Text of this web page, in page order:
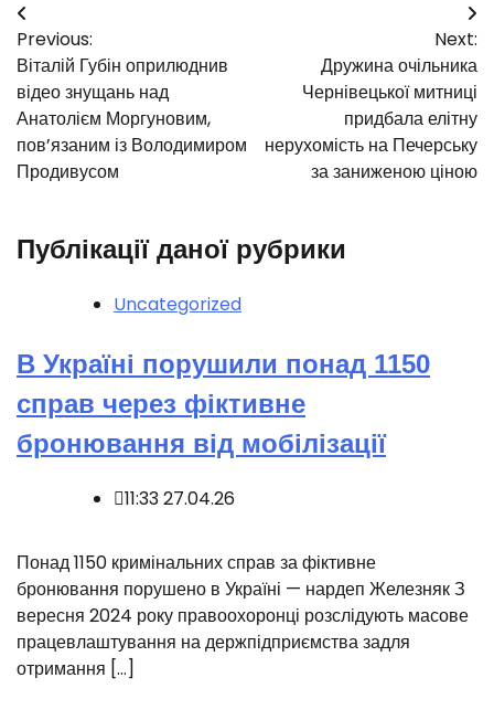
Навігація
записів
Previous:
Віталій Губін оприлюднив
відео знущань над
Анатолієм Моргуновим,
пов’язаним із Володимиром
Продивусом
Next:
Дружина очільника
Чернівецької митниці
придбала елітну
нерухомість на Печерську
за заниженою ціною
Публікації даної рубрики
Uncategorized
В Україні порушили понад 1150
справ через фіктивне
бронювання від мобілізації
11:33 27.04.26
️Понад 1150 кримінальних справ за фіктивне
бронювання порушено в Україні — нардеп Железняк ️‍️З
вересня 2024 року правоохоронці розслідують масове
працевлаштування на держпідприємства задля
отримання […]